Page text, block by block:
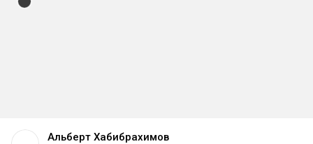
Альберт Хабибрахимов